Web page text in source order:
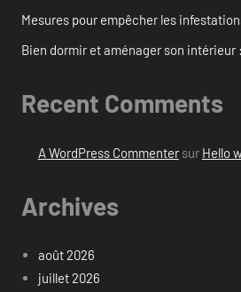
Mesures pour empêcher les
Bien dormir et aménager son intérieur
Recent Comments
A WordPress Commentersur Hello
Archives
août 2026
juillet 2026